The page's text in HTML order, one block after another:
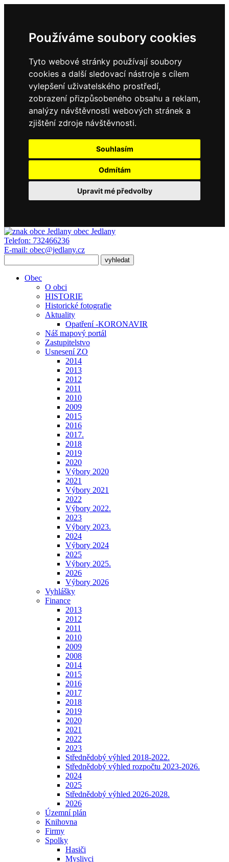
Používáme soubory cookies
Tyto webové stránky používají soubory
cookies a další sledovací nástroje s cílem
vylepšení uživatelského prostředí,
zobrazení přizpůsobeného obsahu a reklam,
analýzy návštěvnosti webových stránek a
zjištění zdroje návštěvnosti.
Souhlasím
Odmítám
Upravit mé předvolby
obec Jedlany
Telefon: 732466236
E-mail: obec@jedlany.cz
Obec
O obci
HISTORIE
Historické fotografie
Aktuality
Opatření -KORONAVIR
Náš mapový portál
Zastupitelstvo
Usnesení ZO
2014
2013
2012
2011
2010
2009
2015
2016
2017.
2018
2019
2020
Výbory 2020
2021
Výbory 2021
2022
Výbory 2022.
2023
Výbory 2023.
2024
Výbory 2024
2025
Výbory 2025.
2026
Výbory 2026
Vyhlášky
Finance
2013
2012
2011
2010
2009
2008
2014
2015
2016
2017
2018
2019
2020
2021
2022
2023
Střednědobý výhled 2018-2022.
Střednědobý výhled rozpočtu 2023-2026.
2024
2025
Střednědobý výhled 2026-2028.
2026
Územní plán
Knihovna
Firmy
Spolky
Hasiči
Myslivci